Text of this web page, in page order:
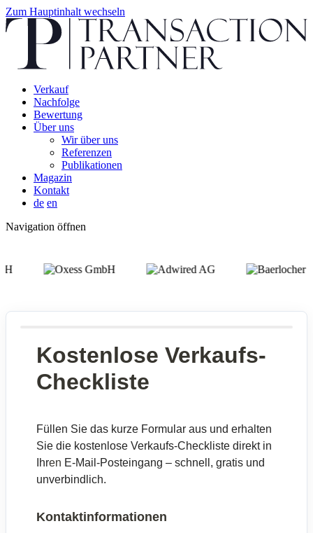
Zum Hauptinhalt wechseln
Verkauf
Nachfolge
Bewertung
Über uns
Wir über uns
Referenzen
Publikationen
Magazin
Kontakt
de en
Navigation öffnen